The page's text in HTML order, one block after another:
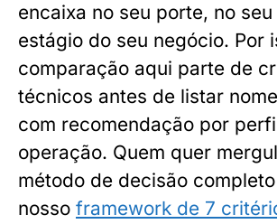
encaixa no seu porte, no
estágio do seu negócio. Por
comparação aqui parte de
técnicos antes de listar
com recomendação por
operação. Quem quer
método de decisão
nosso framework de 7